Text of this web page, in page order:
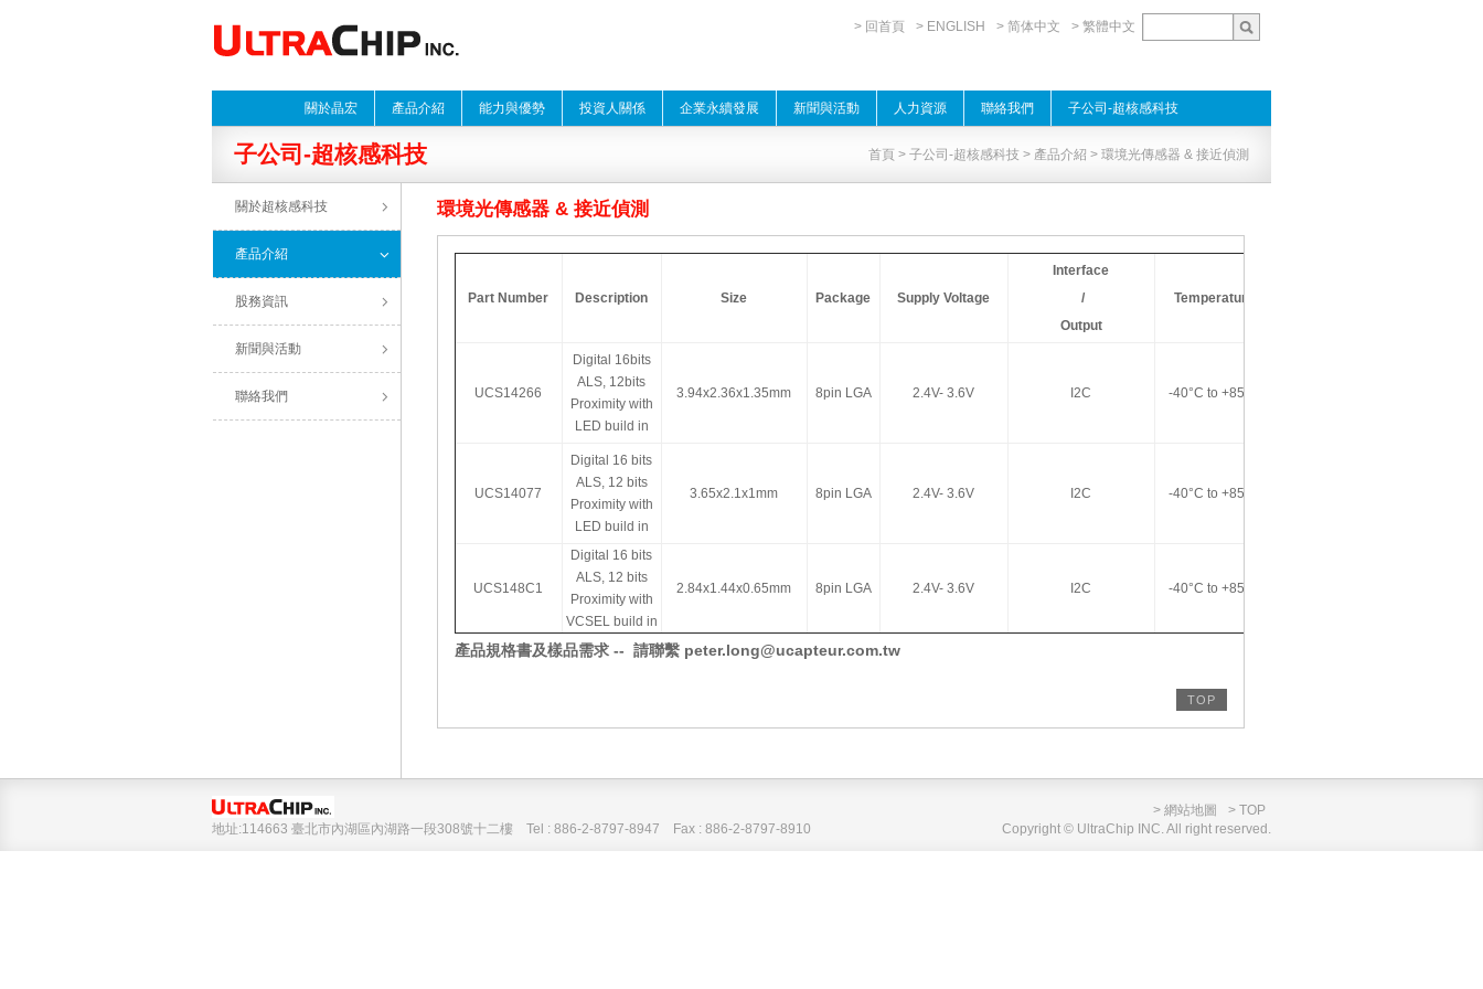
> 回首頁 > ENGLISH > 简体中文 > 繁體中文
關於晶宏 產品介紹 能力與優勢 投資人關係 企業永續發展 新聞與活動 人力資源 聯絡我們 子公司-超核感科技
子公司-超核感科技 首頁 > 子公司-超核感科技 > 產品介紹 > 環境光傳感器 & 接近偵測
關於超核感科技
產品介紹
股務資訊
新聞與活動
聯絡我們
環境光傳感器 & 接近偵測
Part Number Description Size Package Supply Voltage
Interface
/
Output
Temperature
UCS14266
Digital 16bits
ALS, 12bits
Proximity with
LED build in
3.94x2.36x1.35mm 8pin LGA 2.4V- 3.6V I2C -40°C to +85°C
UCS14077
Digital 16 bits
ALS, 12 bits
Proximity with
LED build in
3.65x2.1x1mm 8pin LGA 2.4V- 3.6V I2C -40°C to +85°C
UCS148C1
Digital 16 bits
ALS, 12 bits
Proximity with
VCSEL build in
2.84x1.44x0.65mm 8pin LGA 2.4V- 3.6V I2C -40°C to +85°C
產品規格書及樣品需求 -- 請聯繫 peter.long@ucapteur.com.tw
TOP
地址:114663 臺北市內湖區內湖路一段308號十二樓 Tel : 886-2-8797-8947 Fax : 886-2-8797-8910
> 網站地圖
> TOP
Copyright © UltraChip INC. All right reserved.